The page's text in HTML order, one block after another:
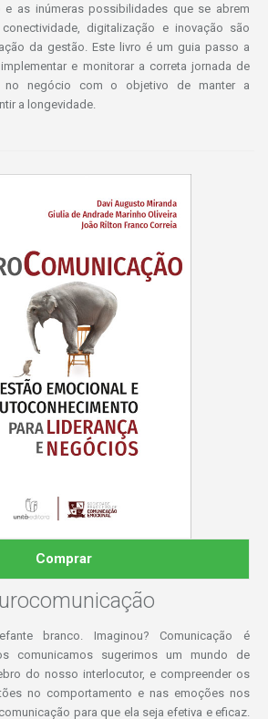
as inúmeras possibilidades que se abrem
digitalização e inovação são
da gestão. Este livro é um guia passo a
e monitorar a correta jornada de
no negócio com o objetivo de manter a
a longevidade.
Comprar
branco. Imaginou? Comunicação é
comunicamos sugerimos um mundo de
do nosso interlocutor, e compreender os
no comportamento e nas emoções nos
para que ela seja efetiva e eficaz.